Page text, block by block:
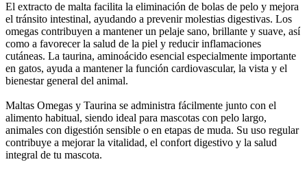
El extracto de malta facilita la eliminación de bolas de pelo y mejora
el tránsito intestinal, ayudando a prevenir molestias digestivas. Los
omegas contribuyen a mantener un pelaje sano, brillante y suave, así
como a favorecer la salud de la piel y reducir inflamaciones
cutáneas. La taurina, aminoácido esencial especialmente importante
en gatos, ayuda a mantener la función cardiovascular, la vista y el
bienestar general del animal.
Maltas Omegas y Taurina se administra fácilmente junto con el
alimento habitual, siendo ideal para mascotas con pelo largo,
animales con digestión sensible o en etapas de muda. Su uso regular
contribuye a mejorar la vitalidad, el confort digestivo y la salud
integral de tu mascota.